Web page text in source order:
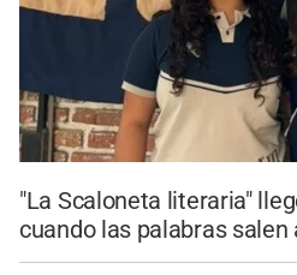
"La Scaloneta literaria"
cuando las palabras